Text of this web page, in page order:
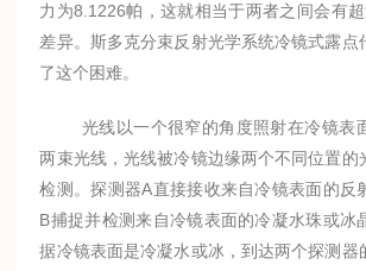
力为8.1226帕，这就相当于两者之间会有
差异。斯多克分束反射光学系统冷镜式露点
了这个困难。
光线以一个很窄的角度照射在冷镜表
两束光线，光线被冷镜边缘两个不同位置的
检测。探测器A直接接收来自冷镜表面的反
B捕捉并检测来自冷镜表面的冷凝水珠或冰
据冷镜表面是冷凝水或冰，到达两个探测器